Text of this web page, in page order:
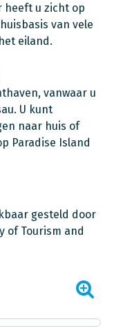
heeft u zicht op
van vele
eiland.
vanwaar u
U kunt
naar huis of
Paradise Island
gesteld door
of Tourism and